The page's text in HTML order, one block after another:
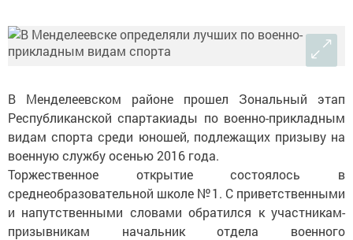
В Менделеевском районе прошел Зональный этап
Республиканской спартакиады по военно-прикладным
видам спорта среди юношей, подлежащих призыву на
военную службу осенью 2016 года.
Торжественное открытие состоялось в
среднеобразовательной школе №1. С приветственными
и напутственными словами обратился к участникам-
призывникам начальник отдела военного